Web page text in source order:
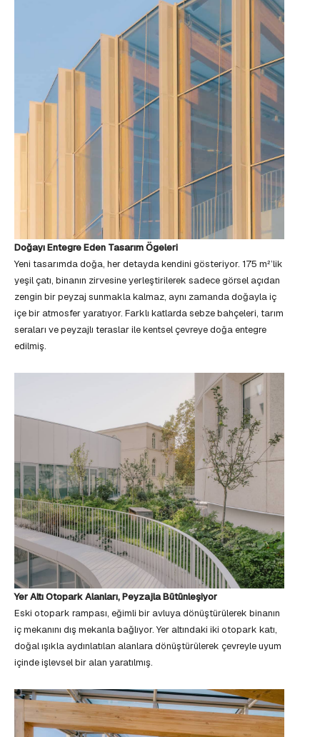
Doğayı Entegre Eden Tasarım Ögeleri
Yeni tasarımda doğa, her detayda kendini gösteriyor. 175 m²’lik
yeşil çatı, binanın zirvesine yerleştirilerek sadece görsel açıdan
zengin bir peyzaj sunmakla kalmaz, aynı zamanda doğayla iç
içe bir atmosfer yaratıyor. Farklı katlarda sebze bahçeleri, tarım
seraları ve peyzajlı teraslar ile kentsel çevreye doğa entegre
edilmiş.
Yer Altı Otopark Alanları, Peyzajla Bütünleşiyor
Eski otopark rampası, eğimli bir avluya dönüştürülerek binanın
iç mekanını dış mekanla bağlıyor. Yer altındaki iki otopark katı,
doğal ışıkla aydınlatılan alanlara dönüştürülerek çevreyle uyum
içinde işlevsel bir alan yaratılmış.